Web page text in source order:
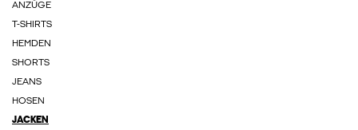
ANZÜGE
T-SHIRTS
HEMDEN
SHORTS
JEANS
HOSEN
JACKEN